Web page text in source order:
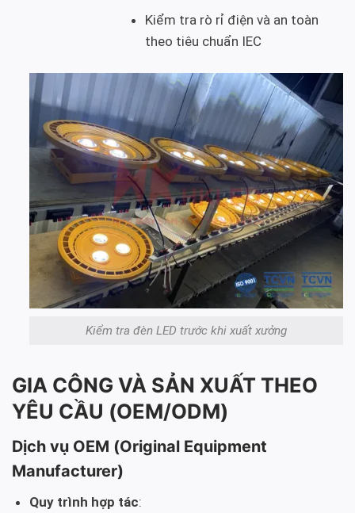
Kiểm tra rò rỉ điện và an toàn
theo tiêu chuẩn IEC
Kiểm tra đèn LED trước khi xuất xưởng
GIA CÔNG VÀ SẢN XUẤT THEO
YÊU CẦU (OEM/ODM)
Dịch vụ OEM (Original Equipment
Manufacturer)
Quy trình hợp tác: